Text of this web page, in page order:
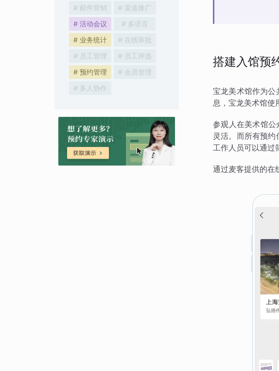
# 邮件营销
# 渠道推广
# 活动会议
# 多语言
# 业务统计
# 在线审批
# 员工管理
# 员工评选
# 预约管理
# 会员管理
# 多人协作
搭建入馆预
宝龙美术馆作为公
息，宝龙美术馆使
参观人在美术馆公
灵活。而所有预约
工作人员可以通过
通过麦客提供的在